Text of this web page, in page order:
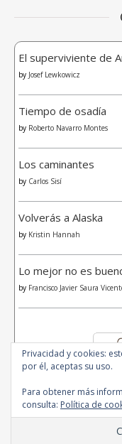
El superviviente de
by Josef Lewkowicz
Tiempo de osadía
by Roberto Navarro Montes
Los caminantes
by Carlos Sisí
Volverás a Alaska
by Kristin Hannah
Lo mejor no es
by Francisco Javier Saura
©
Ashe
Privacidad y cookies:
por él, aceptas su uso.
Para obtener más
consulta: Política de